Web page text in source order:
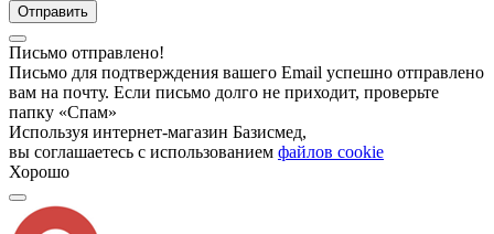
Отправить
Письмо отправлено!
Письмо для подтверждения вашего Email успешно отправлено
вам на почту. Если письмо долго не приходит, проверьте
папку «Спам»
Используя интернет-магазин Базисмед,
вы соглашаетесь с использованием файлов cookie
Хорошо